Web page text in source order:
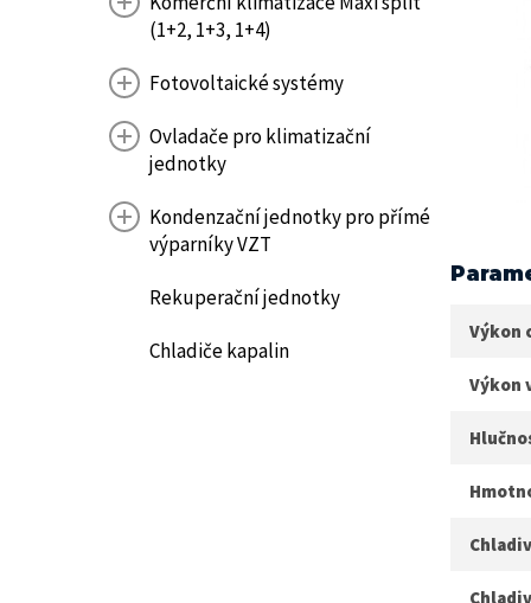
(1+2, 1+3, 1+4)
Fotovoltaické systémy
Ovladače pro klimatizační
jednotky
Kondenzační jednotky pro přímé
výparníky VZT
Rekuperační jednotky
Chladiče kapalin
Výkon
Výkon